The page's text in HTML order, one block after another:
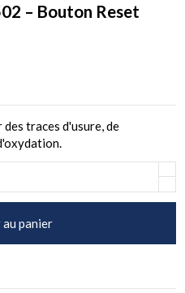
– Bouton Reset
traces d'usure, de
panier